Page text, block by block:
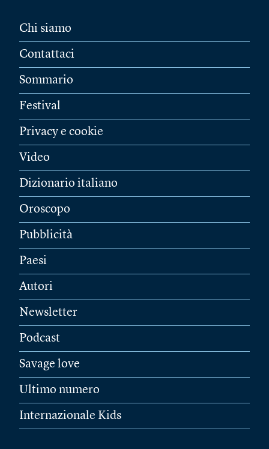
Chi siamo
Contattaci
Sommario
Festival
Privacy e cookie
Video
Dizionario italiano
Oroscopo
Pubblicità
Paesi
Autori
Newsletter
Podcast
Savage love
Ultimo numero
Internazionale Kids